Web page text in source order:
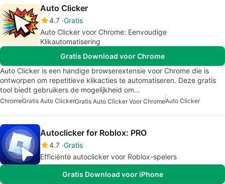
Auto Clicker
4.7 Gratis
Auto Clicker voor Chrome: Eenvoudige
Klikautomatisering
Gratis Download voor Chrome
Auto Clicker is een handige browserextensie voor Chrome die is
ontworpen om repetitieve klikacties te automatiseren. Deze gratis
tool biedt gebruikers de mogelijkheid om…
ChromeGratis Auto ClickerGratis Auto Clicker Voor ChromeAuto Clicker
Autoclicker for Roblox: PRO
4.7 Gratis
Efficiënte autoclicker voor Roblox-spelers
Gratis Download voor iPhone